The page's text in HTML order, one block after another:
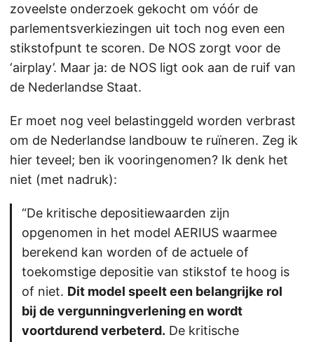
zoveelste onderzoek gekocht om vóór de
parlementsverkiezingen uit toch nog even een
stikstofpunt te scoren. De NOS zorgt voor de
‘airplay’. Maar ja: de NOS ligt ook aan de ruif van
de Nederlandse Staat.
Er moet nog veel belastinggeld worden verbrast
om de Nederlandse landbouw te ruïneren. Zeg ik
hier teveel; ben ik vooringenomen? Ik denk het
niet (met nadruk):
“De kritische depositiewaarden zijn
opgenomen in het model AERIUS waarmee
berekend kan worden of de actuele of
toekomstige depositie van stikstof te hoog is
of niet. Dit model speelt een belangrijke rol
bij de vergunningverlening en wordt
voortdurend verbeterd. De kritische